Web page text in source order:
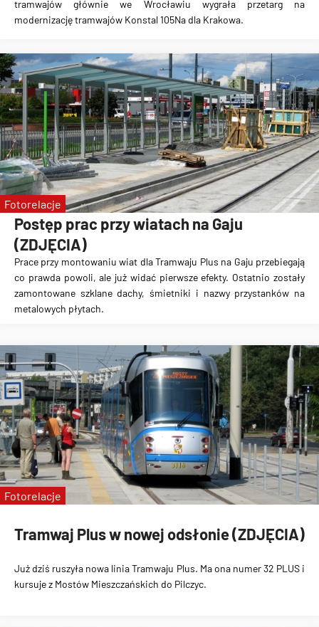
tramwajów głównie we Wrocławiu wygrała przetarg na
modernizację tramwajów Konstal 105Na dla Krakowa.
Postęp prac przy wiatach na Gaju
(ZDJĘCIA)
Prace przy montowaniu wiat dla Tramwaju Plus na Gaju przebiegają
co prawda powoli, ale już widać pierwsze efekty. Ostatnio zostały
zamontowane szklane dachy, śmietniki i nazwy przystanków na
metalowych płytach.
Fotorelacje
Tramwaj Plus w nowej odsłonie (ZDJĘCIA)
Już dziś ruszyła nowa liniaTramwaju Plus. Ma ona numer32 PLUS i
kursuje z Mostów Mieszczańskich do Pilczyc.
Fotorelacje